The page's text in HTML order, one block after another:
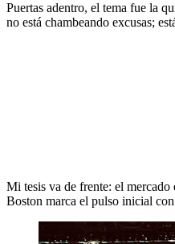
Puertas adentro, el tema fue la
no está chambeando excusas;
Mi tesis va de frente: el
Boston marca el pulso inicial